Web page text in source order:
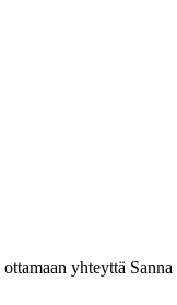
yhteyttä